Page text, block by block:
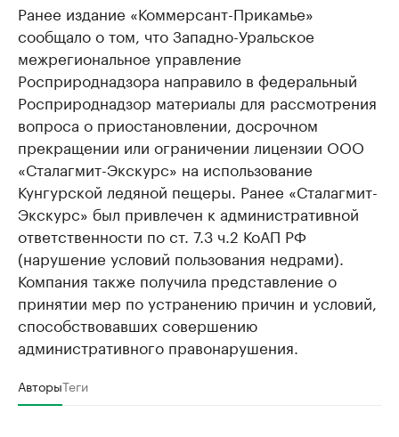
Ранее издание «Коммерсант-Прикамье»
сообщало о том, что Западно-Уральское
межрегиональное управление
Росприроднадзора направило в федеральный
Росприроднадзор материалы для рассмотрения
вопроса о приостановлении, досрочном
прекращении или ограничении лицензии ООО
«Сталагмит-Экскурс» на использование
Кунгурской ледяной пещеры. Ранее «Сталагмит-
Экскурс» был привлечен к административной
ответственности по ст. 7.3 ч.2 КоАП РФ
(нарушение условий пользования недрами).
Компания также получила представление о
принятии мер по устранению причин и условий,
способствовавших совершению
административного правонарушения.
АвторыТеги